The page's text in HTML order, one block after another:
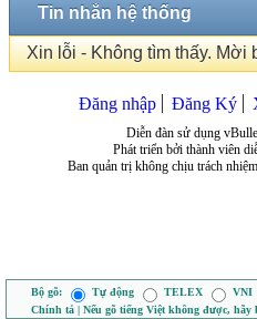
Tin nhắn hệ thống
Xin lỗi - Không tìm thấy. Mời
Đăng nhập Đăng Ký
Diễn đàn sử dụng
Phát triển bởi thành viên
Ban quản trị không chịu trách
Bộ gõ: Tự động TELEX VNI
Chính tả | Nếu gõ tiếng Việt không được, hãy